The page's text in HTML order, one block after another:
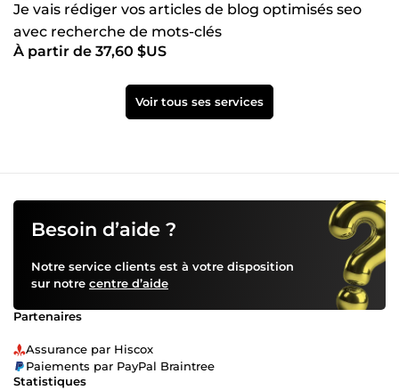
Je vais rédiger vos articles de blog optimisés seo
avec recherche de mots-clés
À partir de 37,60 $US
Voir tous ses services
Besoin d’aide ?
Notre service clients est à votre disposition
sur notre centre d’aide
Partenaires
Assurance par Hiscox
Paiements par PayPal Braintree
Statistiques